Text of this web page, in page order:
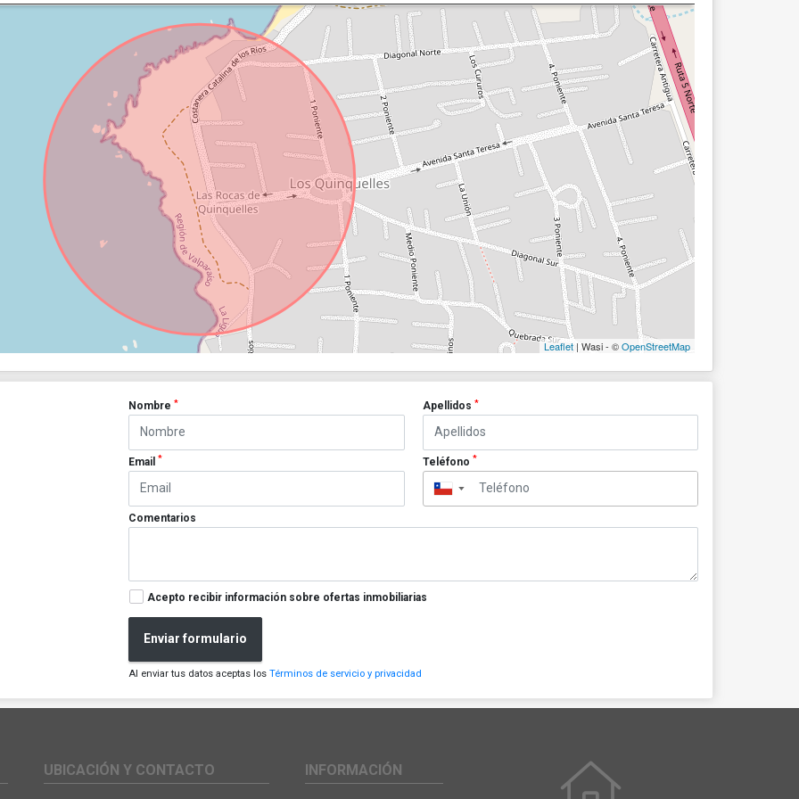
Leaflet | Wasi - ©OpenStreetMap
Nombre* Apellidos *
Email* Teléfono *
▼
Comentarios
Acepto recibir información sobre ofertas inmobiliarias
Enviar formulario
Al enviar tus datos aceptas losTérminos de servicio y privacidad
UBICACIÓN Y CONTACTO INFORMACIÓN